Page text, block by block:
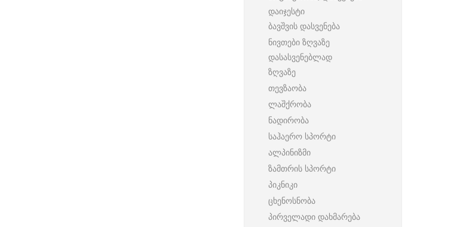
დაიჯესტი
ბავშვის დასვენება
ნივთები ზღვაზე
დასასვენებლად
ზღვაზე
თევზაობა
ლაშქრობა
ნადირობა
საჰაერო სპორტი
ალპინიზმი
ზამთრის სპორტი
პიკნიკი
ცხენოსნობა
პირველადი დახმარება